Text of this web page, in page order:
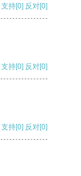
支持[0] 反对[0]
支持[0] 反对[0]
支持[0] 反对[0]